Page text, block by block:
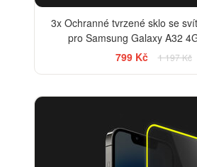
3x Ochranné tvrzené sklo se
pro Samsung Galaxy A32
799 Kč
1 197 Kč